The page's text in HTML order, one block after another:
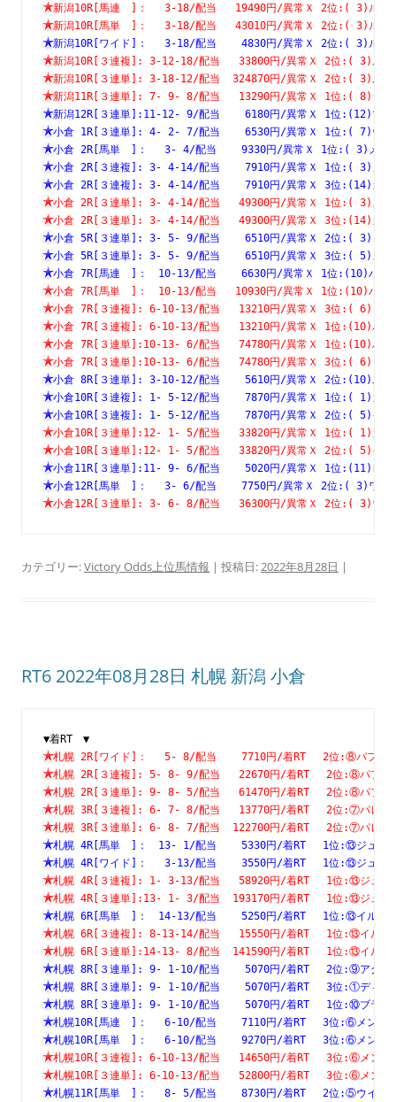
新潟10R[馬連　]：　 3-18/配当   19490円/異常Ｘ 2位:( 3)ル
新潟10R[馬単　]：　 3-18/配当   43010円/異常Ｘ 2位:( 3)ル
新潟10R[ワイド]：　 3-18/配当    4830円/異常Ｘ 2位:( 3)ル
新潟10R[３連複]: 3-12-18/配当   33800円/異常Ｘ 2位:( 3)ル
新潟10R[３連単]: 3-18-12/配当  324870円/異常Ｘ 2位:( 3)ル
新潟11R[３連単]: 7- 9- 8/配当   13290円/異常Ｘ 1位:( 8)シー
新潟12R[３連単]:11-12- 9/配当    6180円/異常Ｘ 1
小倉 1R[３連単]: 4- 2- 7/配当    6530円/異常Ｘ 1
小倉 2R[馬単　]：　 3- 4/配当    9330円/異常Ｘ 1
小倉 2R[３連複]: 3- 4-14/配当    7910円/異常Ｘ 1
小倉 2R[３連複]: 3- 4-14/配当    7910円/異常Ｘ 3
小倉 2R[３連単]: 3- 4-14/配当   49300円/異常Ｘ 1
小倉 2R[３連単]: 3- 4-14/配当   49300円/異常Ｘ 3
小倉 5R[３連単]: 3- 5- 9/配当    6510円/異常Ｘ
小倉 5R[３連単]: 3- 5- 9/配当    6510円/異常Ｘ
小倉 7R[馬連　]：　10-13/配当    6630円/異常Ｘ 1
小倉 7R[馬単　]：　10-13/配当   10930円/異常Ｘ 1
小倉 7R[３連複]: 6-10-13/配当   13210円/異常Ｘ
小倉 7R[３連複]: 6-10-13/配当   13210円/異常Ｘ 1
小倉 7R[３連単]:10-13- 6/配当   74780円/異常Ｘ 1
小倉 7R[３連単]:10-13- 6/配当   74780円/異常Ｘ
小倉 8R[３連単]: 3-10-12/配当    5610円/異常Ｘ 2位
小倉10R[３連複]: 1- 5-12/配当    7870円/異常Ｘ 1位:( 1)カラ
小倉10R[３連複]: 1- 5-12/配当    7870円/異常Ｘ 2位:( 5)イチ
小倉10R[３連単]:12- 1- 5/配当   33820円/異常Ｘ 1位:( 1)カ
小倉10R[３連単]:12- 1- 5/配当   33820円/異常Ｘ 2位:( 5)イ
小倉11R[３連単]:11- 9- 6/配当    5020円/異常Ｘ 1位:(11)レッド
小倉12R[馬単　]：　 3- 6/配当    7750円/異常Ｘ 2
小倉12R[３連単]: 3- 6- 8/配当   36300円/異常Ｘ 2
カテゴリー:Victory Odds上位馬情報 | 投稿日: 2022年8月28日 |
RT6 2022年08月28日 札幌 新潟 小倉
▼着RT　▼
札幌 2R[ワイド]：　 5- 8/配当    7710円/着RT　 2
札幌 2R[３連複]: 5- 8- 9/配当   22670円/着RT　 2
札幌 2R[３連単]: 9- 8- 5/配当   61470円/着RT　 2
札幌 3R[３連複]: 6- 7- 8/配当   13770円/着RT　
札幌 3R[３連単]: 6- 8- 7/配当  122700円/着RT　
札幌 4R[馬単　]：　13- 1/配当    5330円/着RT　 1
札幌 4R[ワイド]：　 3-13/配当    3550円/着RT　 1
札幌 4R[３連複]: 1- 3-13/配当   58920円/着RT　 1
札幌 4R[３連単]:13- 1- 3/配当  193170円/着RT　 1
札幌 6R[馬単　]：　14-13/配当    5250円/着RT
札幌 6R[３連複]: 8-13-14/配当   15550円/着RT
札幌 6R[３連単]:14-13- 8/配当  141590円/着RT
札幌 8R[３連単]: 9- 1-10/配当    5070円/着
札幌 8R[３連単]: 9- 1-10/配当    5070円/着RT　
札幌 8R[３連単]: 9- 1-10/配当    5070円/着RT　 1
札幌10R[馬連　]：　 6-10/配当    7110円/着RT　 3位:⑥メンア
札幌10R[馬単　]：　 6-10/配当    9270円/着RT　 3位:⑥メンア
札幌10R[３連複]: 6-10-13/配当   14650円/着RT　 3位:⑥メンア
札幌10R[３連単]: 6-10-13/配当   52800円/着RT　 3位:⑥メンア
札幌11R[馬単　]：　 8- 5/配当    8730円/着RT　 2位:⑤ウインマ